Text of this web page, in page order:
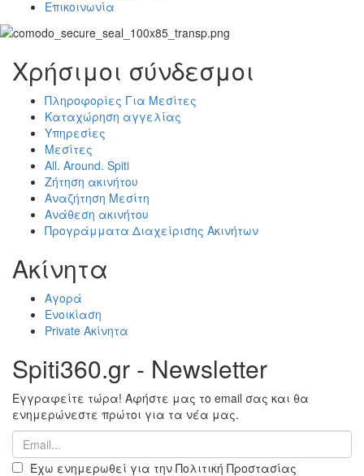
Επικοινωνία
Χρήσιμοι σύνδεσμοι
Πληροφορίες Για Μεσίτες
Καταχώρηση αγγελίας
Υπηρεσίες
Μεσίτες
All. Around. Spiti
Ζήτηση ακινήτου
Αναζήτηση Μεσίτη
Ανάθεση ακινήτου
Προγράμματα Διαχείρισης Ακινήτων
Ακίνητα
Αγορά
Ενοικίαση
Private Ακίνητα
Spiti360.gr - Newsletter
Εγγραφείτε τώρα! Αφήστε μας το email σας και θα
ενημερώνεστε πρώτοι για τα νέα μας.
Έχω ενημερωθεί για την Πολιτική Προστασίας